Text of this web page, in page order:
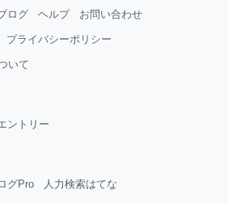
ログ ヘルプ お問い合わせ
プライバシーポリシー
いて
ントリー
グPro 人力検索はてな